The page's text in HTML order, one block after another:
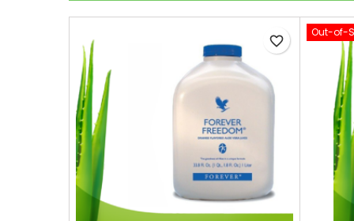
favorite_border
Out-of-